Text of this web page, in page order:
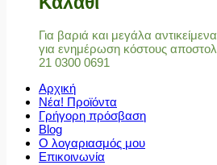
Για βαριά και μεγάλα
για ενημέρωση κόστους
21 0300 0691
Αρχική
Νέα! Προϊόντα
Γρήγορη πρόσβαση
Blog
Ο λογαριασμός μου
Επικοινωνία